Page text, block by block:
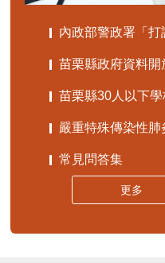
內政部警政署「打
苗栗縣政府資料開
苗栗縣30人以下
嚴重特殊傳染性肺
常見問答集
更多